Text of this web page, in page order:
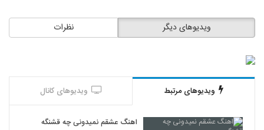
نظرات ویدیوهای دیگر
ویدیوهای مرتبط ویدیوهای کانال
اهنگ عشقم نمیدونی چه قشنگه